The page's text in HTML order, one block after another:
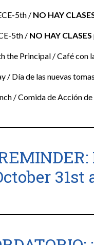
5th / NO HAY
5th / NO HAY CLASES
the Principal / Café con
/ Día de las nuevas
/ Comida de Acción de
31st